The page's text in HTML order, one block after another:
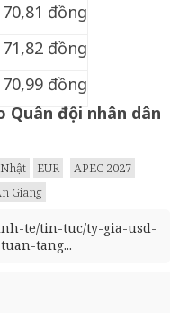
đồng
đồng
đồng
Quân đội nhân dân
EUR
APEC 2027
Giang
te/tin-tuc/ty-gia-usd-
tang...